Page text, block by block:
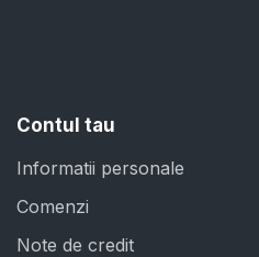
Contul tau
Informatii personale
Comenzi
Note de credit